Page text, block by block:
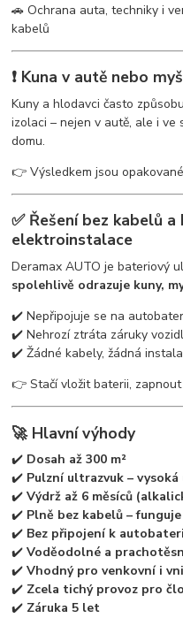
🚗 Ochrana auta, techniky i
kabelů
❗ Kuna v autě nebo
Kuny a hlodavci často
izolaci – nejen v autě, ale i ve
domu.
👉 Výsledkem jsou
✅ Řešení bez kabelů
elektroinstalace
Deramax AUTO je bateriový
spolehlivě odrazuje kuny,
✔️ Nepřipojuje se na
✔️ Nehrozí ztráta záruky
✔️ Žádné kabely, žádná
👉 Stačí vložit baterii,
🚀 Hlavní výhody
✔️ Dosah až 300 m²
✔️ Pulzní ultrazvuk –
✔️Výdrž až 6 měsíců
✔️ Plně bez kabelů –
✔️ Bez připojení k
✔️Voděodolné a
✔️Vhodný pro venkovní i
✔️ Zcela tichý provoz pro
✔️ Záruka 5 let